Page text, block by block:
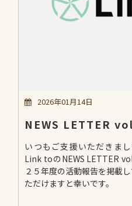
2026年01月14日
NEWS LETTER
いつもご支援いただきま
Link toのNEWS LETTER
２５年度の活動報告を掲載
ただけますと幸いです。